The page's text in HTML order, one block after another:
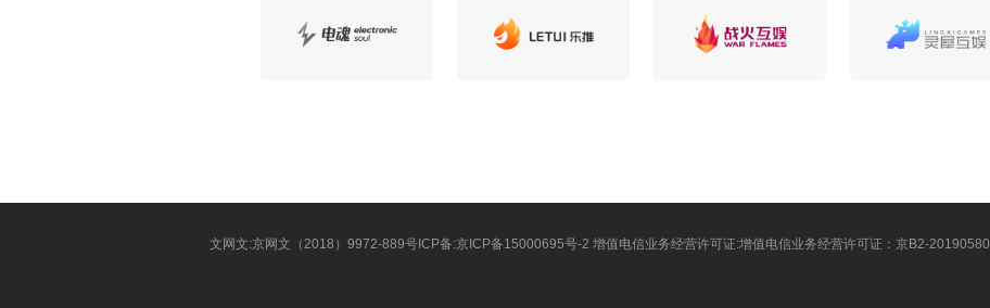
文网文:京网文（2018）9972-889号ICP备:京ICP备15000695号-2 增值电信业务经营许可证:增值电信业务经营许可证：京B2-20190580